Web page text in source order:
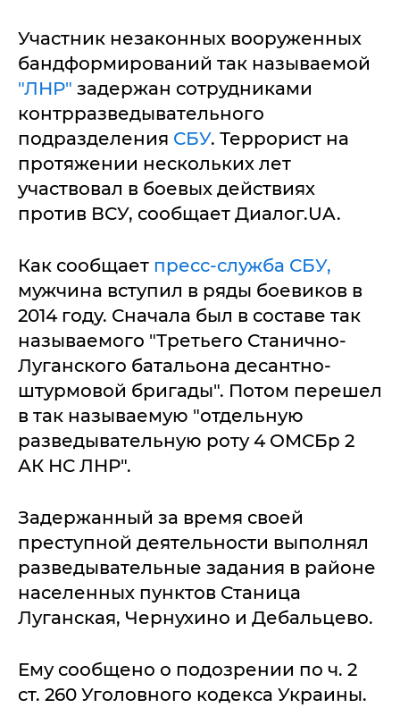
Участник незаконных вооруженных
бандформирований так называемой
"ЛНР" задержан сотрудниками
контрразведывательного
подразделения СБУ. Террорист на
протяжении нескольких лет
участвовал в боевых действиях
против ВСУ, сообщает Диалог.UA.
Как сообщает пресс-служба СБУ,
мужчина вступил в ряды боевиков в
2014 году. Сначала был в составе так
называемого "Третьего Станично-
Луганского батальона десантно-
штурмовой бригады". Потом перешел
в так называемую "отдельную
разведывательную роту 4 ОМСБр 2
АК НС ЛНР".
Задержанный за время своей
преступной деятельности выполнял
разведывательные задания в районе
населенных пунктов Станица
Луганская, Чернухино и Дебальцево.
Ему сообщено о подозрении по ч. 2
ст. 260 Уголовного кодекса Украины.